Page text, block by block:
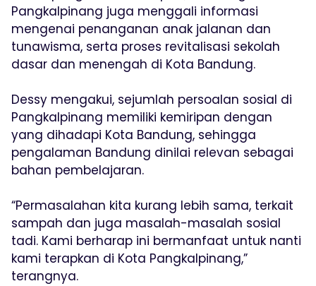
Pangkalpinang juga menggali informasi
mengenai penanganan anak jalanan dan
tunawisma, serta proses revitalisasi sekolah
dasar dan menengah di Kota Bandung.
Dessy mengakui, sejumlah persoalan sosial di
Pangkalpinang memiliki kemiripan dengan
yang dihadapi Kota Bandung, sehingga
pengalaman Bandung dinilai relevan sebagai
bahan pembelajaran.
“Permasalahan kita kurang lebih sama, terkait
sampah dan juga masalah-masalah sosial
tadi. Kami berharap ini bermanfaat untuk nanti
kami terapkan di Kota Pangkalpinang,”
terangnya.